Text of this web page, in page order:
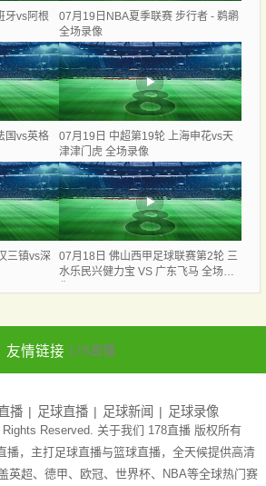
牙vs阿根
07月19日NBA夏季联赛 步行者 - 鹈鹕
全场录像
国vs英格
07月19日 中超第19轮 上海申花vs天
津津门虎 全场录像
三镇vs深
07月18日 佛山西甲足球联赛第2轮 三
水乐民兴健力宝 VS 广东飞马 全场录
友情链接 178直播
播 足球直播 足球新闻 足球录像
Reserved. 关于我们 178直播 版权所有
播，主打足球直播与篮球直播，全天候提供高清
英超、德甲、欧冠、世界杯、NBA等全球热门赛